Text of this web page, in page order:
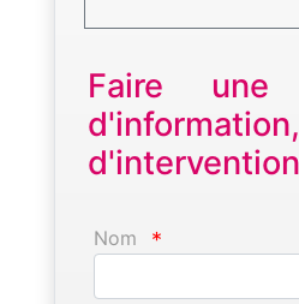
Faire une
Nom *